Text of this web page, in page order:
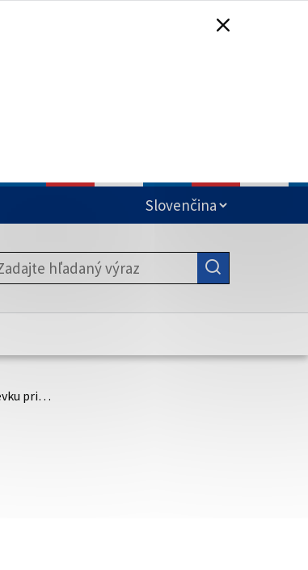
stránka vždy začína
sídla.
OTVORÍ NA NOVEJ KARTE
SA OTVORÍ NA NOVEJ KARTE
SA OTVORÍ NA NOVEJ KARTE
pri…